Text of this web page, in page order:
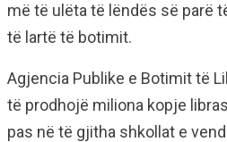
më të ulëta të lëndës së parë
të lartë të botimit.
Agjencia Publike e Botimit të
të prodhojë miliona kopje
pas në të gjitha shkollat e